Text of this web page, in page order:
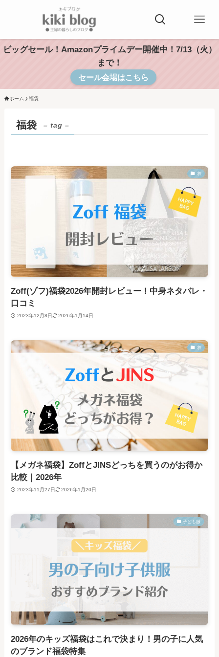
ビッグセール！Amazonプライムデー開催中！7/13（火）
まで！
セール会場はこちら
ホーム 福袋
福袋 – tag –
衣
Zoff(ゾフ)福袋2026年開封レビュー！中身ネタバレ・
口コミ
2023年12月8日 2026年1月14日
衣
【メガネ福袋】ZoffとJINSどっちを買うのがお得か
比較｜2026年
2023年11月27日 2026年1月20日
子ども服
2026年のキッズ福袋はこれで決まり！男の子に人気
のブランド福袋特集